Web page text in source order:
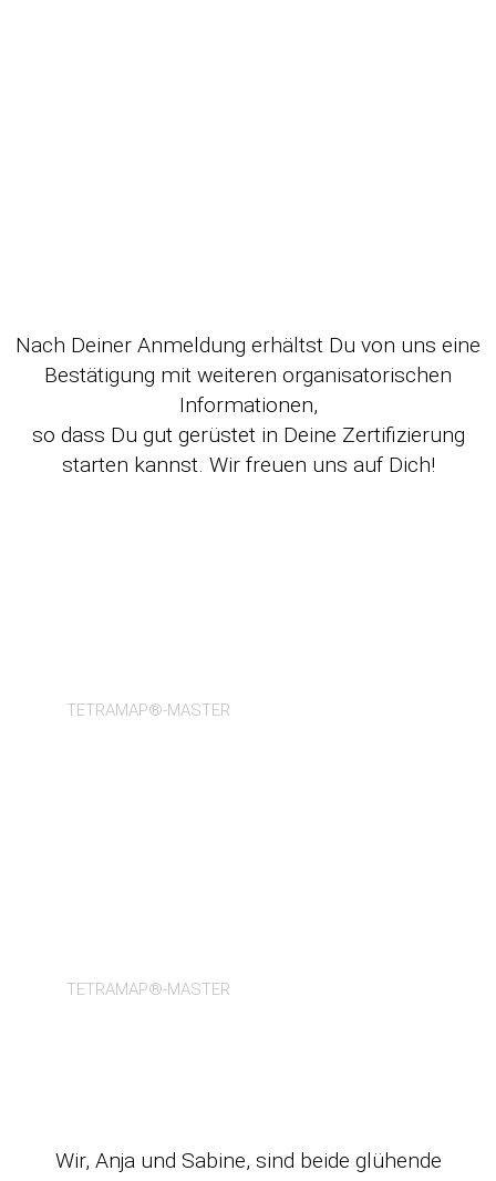
Nach Deiner Anmeldung erhältst Du von uns eine
Bestätigung mit weiteren organisatorischen
Informationen,
so dass Du gut gerüstet in Deine Zertifizierung
starten kannst. Wir freuen uns auf Dich!
TETRAMAP®-MASTER​
TETRAMAP®-MASTER​
Wir, Anja und Sabine, sind beide glühende